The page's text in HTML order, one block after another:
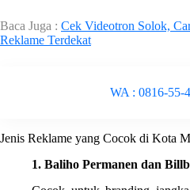
Baca Juga : Cek Videotron Solok,
Reklame Terdekat
WA : 0816-55-
Jenis Reklame yang Cocok di Kota
1. Baliho Permanen dan